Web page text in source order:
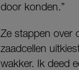
door konden.”
Ze stappen over
zaadcellen
wakker. Ik deed